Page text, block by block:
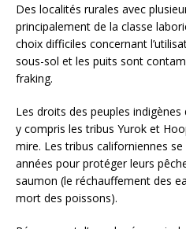
Des localités rurales avec
principalement de la classe
choix difficiles concernant
sous-sol et les puits sont
fraking.
Les droits des peuples
y compris les tribus Yurok et
mire. Les tribus californiennes
années pour protéger leurs
saumon (le réchauffement des
mort des poissons).